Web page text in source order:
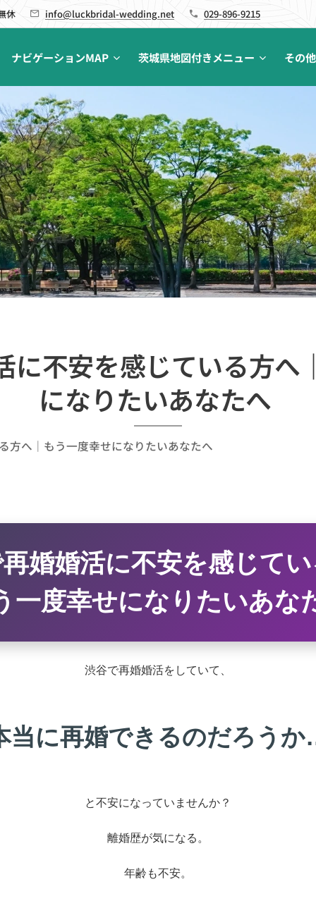
休 info@luckbridal-wedding.net 029-896-9215
ナビゲーションMAP 茨城県地図付きメニュー その他
に不安を感じている方へ
になりたいあなたへ
方へ｜もう一度幸せになりたいあなたへ
婚婚活に不安を感じて
一度幸せになりたいあな
渋谷で再婚婚活をしていて、
当に再婚できるのだろう
と不安になっていませんか？
離婚歴が気になる。
年齢も不安。